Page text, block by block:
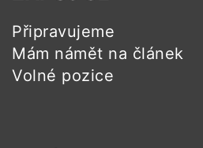
Připravujeme
Mám námět na článek
Volné pozice